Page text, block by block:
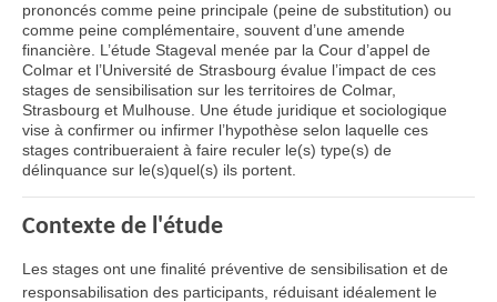
prononcés comme peine principale (peine de substitution) ou
comme peine complémentaire, souvent d’une amende
financière. L’étude Stageval menée par la Cour d’appel de
Colmar et l’Université de Strasbourg évalue l’impact de ces
stages de sensibilisation sur les territoires de Colmar,
Strasbourg et Mulhouse. Une étude juridique et sociologique
vise à confirmer ou infirmer l’hypothèse selon laquelle ces
stages contribueraient à faire reculer le(s) type(s) de
délinquance sur le(s)quel(s) ils portent.
Contexte de l'étude
Les stages ont une finalité préventive de sensibilisation et de
responsabilisation des participants, réduisant idéalement le